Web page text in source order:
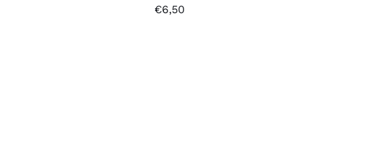
€6,50